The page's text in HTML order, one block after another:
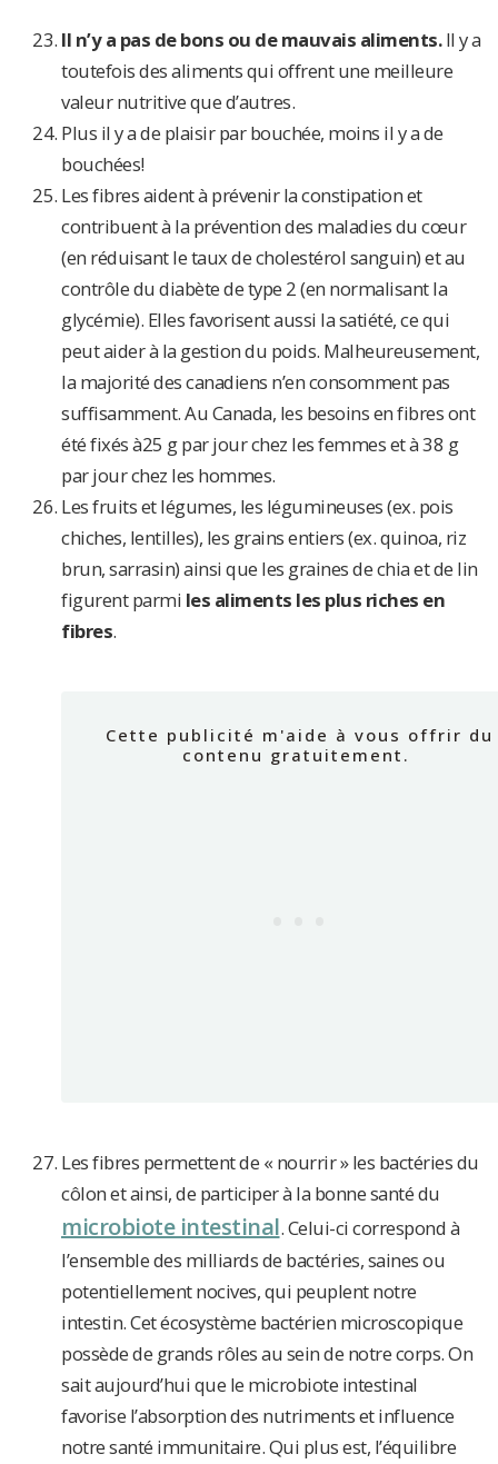
Il n’y a pas de bons ou de mauvais aliments.Il y a
toutefois des aliments qui offrent une meilleure
valeur nutritive que d’autres.
Plus il y a de plaisir par bouchée, moins il y a de
bouchées!
Les fibres aident à prévenir la constipation et
contribuent à la prévention des maladies du cœur
(en réduisant le taux de cholestérol sanguin) et au
contrôle du diabète de type 2 (en normalisant la
glycémie). Elles favorisent aussi la satiété, ce qui
peut aider à la gestion du poids. Malheureusement,
la majorité des canadiens n’en consomment pas
suffisamment. Au Canada, les besoins en fibres ont
été fixés à25 g par jour chez les femmes et à 38 g
par jour chez les hommes.
Les fruits et légumes, les légumineuses (ex. pois
chiches, lentilles), les grains entiers (ex. quinoa, riz
brun, sarrasin) ainsi que les graines de chia et de lin
figurent parmi les aliments les plus riches en
fibres.
Les fibres permettent de « nourrir » les bactéries du
côlon et ainsi, de participer à la bonne santé du
microbiote intestinal. Celui-ci correspond à
l’ensemble des milliards de bactéries, saines ou
potentiellement nocives, qui peuplent notre
intestin. Cet écosystème bactérien microscopique
possède de grands rôles au sein de notre corps. On
sait aujourd’hui que le microbiote intestinal
favorise l’absorption des nutriments et influence
notre santé immunitaire. Qui plus est, l’équilibre